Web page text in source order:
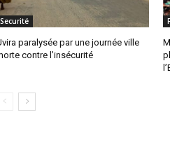
Securité
paralysée par une journée ville
contre l’insécurité